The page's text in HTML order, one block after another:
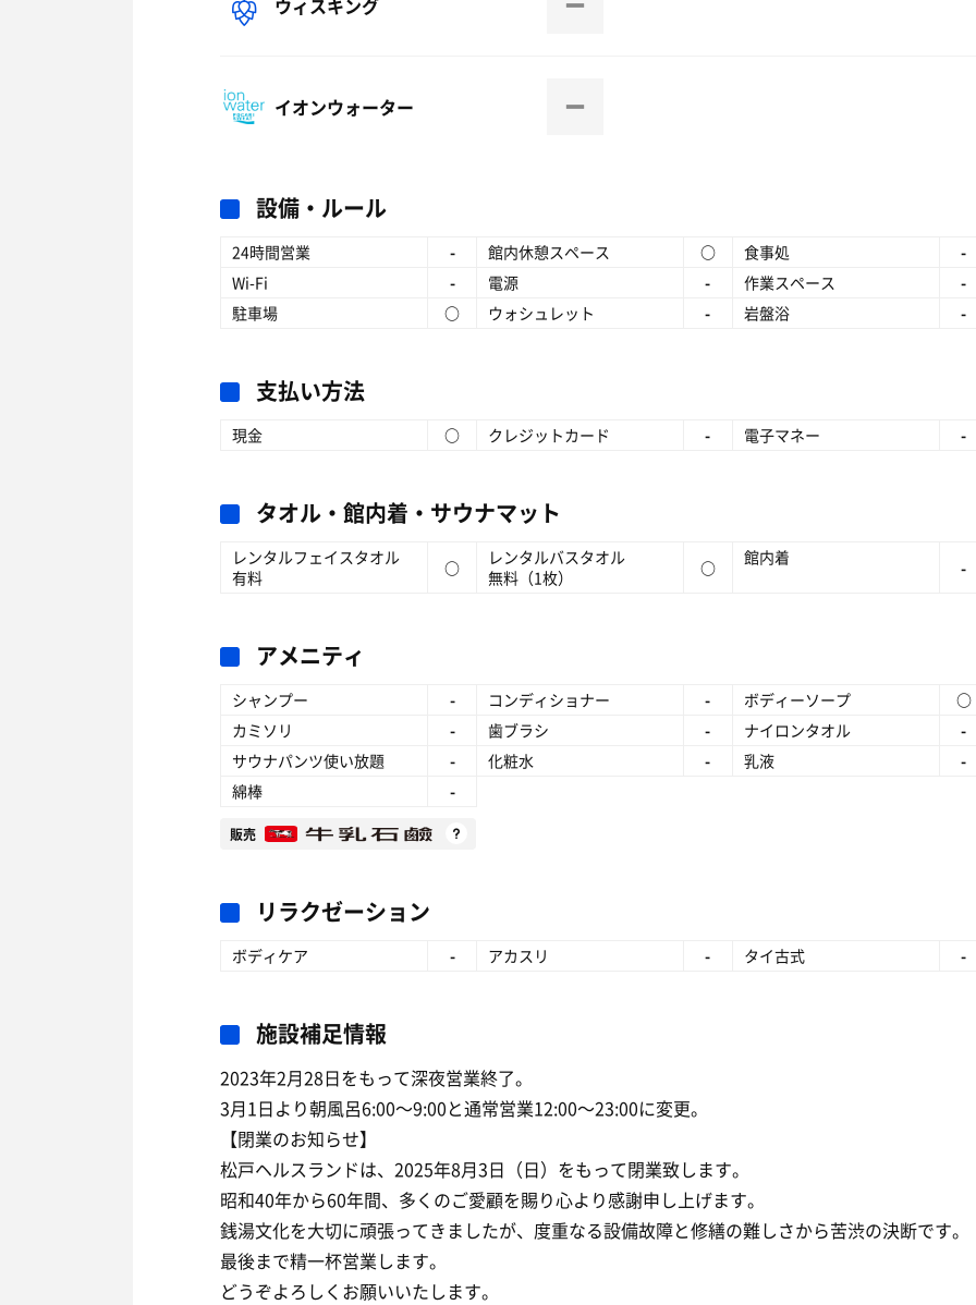
ウィスキング
イオンウォーター
設備・ルール
24時間営業 - 館内休憩スペース ○ 食事処
-
Wi-Fi
- 電源 - 作業スペース
-
駐車場
○ ウォシュレット - 岩盤浴 -
支払い方法
現金 ○ クレジットカード - 電子マネー -
タオル・館内着・サウナマット
レンタルフェイスタオル
有料
○
レンタルバスタオル
無料（1枚）
○ 館内着 -
アメニティ
シャンプー - コンディショナー - ボディーソープ
○
カミソリ
- 歯ブラシ - ナイロンタオル
-
サウナパンツ使い放題
- 化粧水 - 乳液
-
綿棒
-
販売
リラクゼーション
ボディケア - アカスリ - タイ古式 -
施設補足情報
2023年2月28日をもって深夜営業終了。
3月1日より朝風呂6:00〜9:00と通常営業12:00〜23:00に変更。
【閉業のお知らせ】
松戸ヘルスランドは、2025年8月3日（日）をもって閉業致します。
昭和40年から60年間、多くのご愛顧を賜り心より感謝申し上げます。
銭湯文化を大切に頑張ってきましたが、度重なる設備故障と修繕の難しさから苦渋の決断です。
最後まで精一杯営業します。
どうぞよろしくお願いいたします。